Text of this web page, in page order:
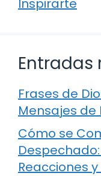
Inspirarte
Entradas
Frases de
Mensajes de
Cómo se
Reacciones